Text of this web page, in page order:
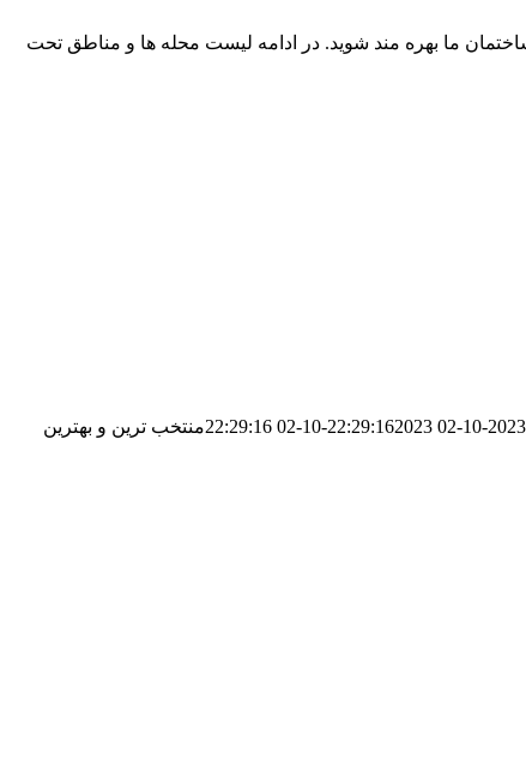
ما بهره مند شوید. در ادامه لیست محله ها و مناطق تحت
2023-10-02 22:29:16
2023-10-02 22:29:16
منتخب ترین و بهترین